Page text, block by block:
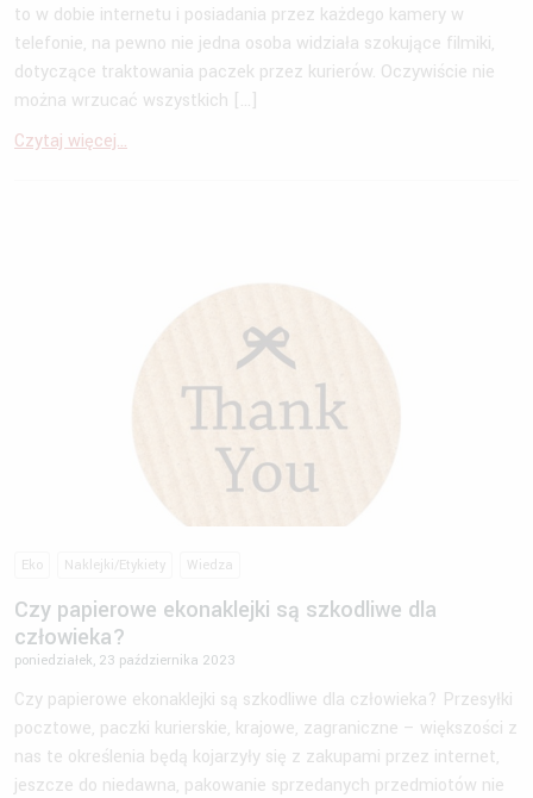
to w dobie internetu i posiadania przez każdego kamery w
telefonie, na pewno nie jedna osoba widziała szokujące filmiki,
dotyczące traktowania paczek przez kurierów. Oczywiście nie
można wrzucać wszystkich […]
Czytaj więcej...
Eko Naklejki/Etykiety Wiedza
Czy papierowe ekonaklejki są szkodliwe dla
człowieka?
poniedziałek, 23 października 2023
Czy papierowe ekonaklejki są szkodliwe dla człowieka? Przesyłki
pocztowe, paczki kurierskie, krajowe, zagraniczne – większości z
nas te określenia będą kojarzyły się z zakupami przez internet,
jeszcze do niedawna, pakowanie sprzedanych przedmiotów nie